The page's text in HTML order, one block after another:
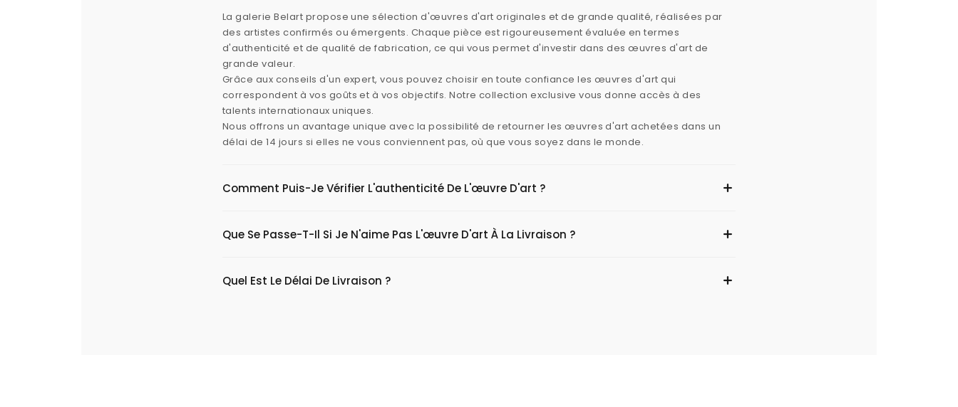
La galerie Belart propose une sélection d'œuvres d'art originales et de grande qualité, réalisées par
des artistes confirmés ou émergents. Chaque pièce est rigoureusement évaluée en termes
d'authenticité et de qualité de fabrication, ce qui vous permet d'investir dans des œuvres d'art de
grande valeur.
Grâce aux conseils d'un expert, vous pouvez choisir en toute confiance les œuvres d'art qui
correspondent à vos goûts et à vos objectifs. Notre collection exclusive vous donne accès à des
talents internationaux uniques.
Nous offrons un avantage unique avec la possibilité de retourner les œuvres d'art achetées dans un
délai de 14 jours si elles ne vous conviennent pas, où que vous soyez dans le monde.
Comment Puis-Je Vérifier L'authenticité De L'œuvre D'art ?
Que Se Passe-T-Il Si Je N'aime Pas L'œuvre D'art À La Livraison ?
Quel Est Le Délai De Livraison ?